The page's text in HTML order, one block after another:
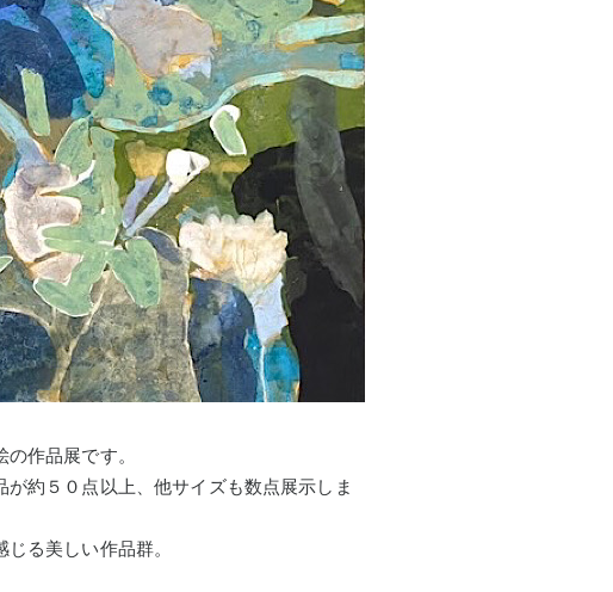
作品展です。
約５０点以上、他サイズも数点展示しま
る美しい作品群。